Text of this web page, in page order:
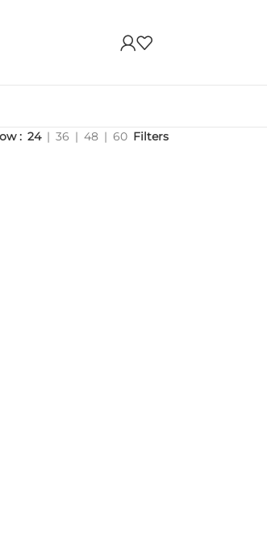
24 36 48 60 Filters